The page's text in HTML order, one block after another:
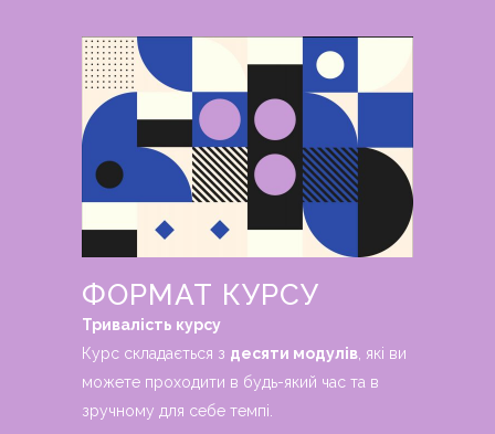
ФОРМАТ КУРСУ
Тривалість курсу
Курс складається з десяти модулів , які ви
можете проходити в будь-який час та в
зручному для себе темпі.